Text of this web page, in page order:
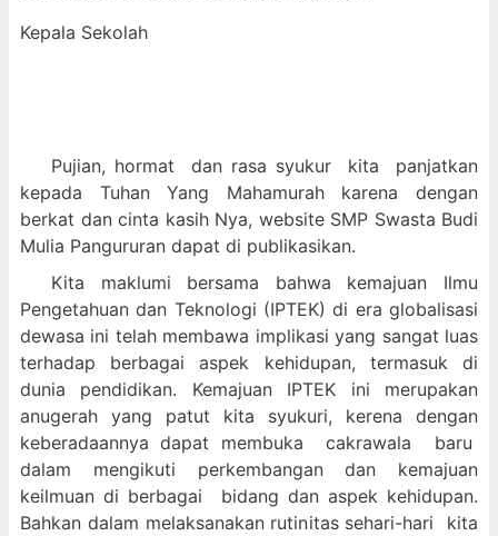
Kepala Sekolah
Pujian, hormat dan rasa syukur kita panjatkan
kepada Tuhan Yang Mahamurah karena dengan
berkat dan cinta kasih Nya, website SMP Swasta Budi
Mulia Pangururan dapat di publikasikan.
Kita maklumi bersama bahwa kemajuan Ilmu
Pengetahuan dan Teknologi (IPTEK) di era globalisasi
dewasa ini telah membawa implikasi yang sangat luas
terhadap berbagai aspek kehidupan, termasuk di
dunia pendidikan. Kemajuan IPTEK ini merupakan
anugerah yang patut kita syukuri, kerena dengan
keberadaannya dapat membuka cakrawala baru
dalam mengikuti perkembangan dan kemajuan
keilmuan di berbagai bidang dan aspek kehidupan.
Bahkan dalam melaksanakan rutinitas sehari-hari kita